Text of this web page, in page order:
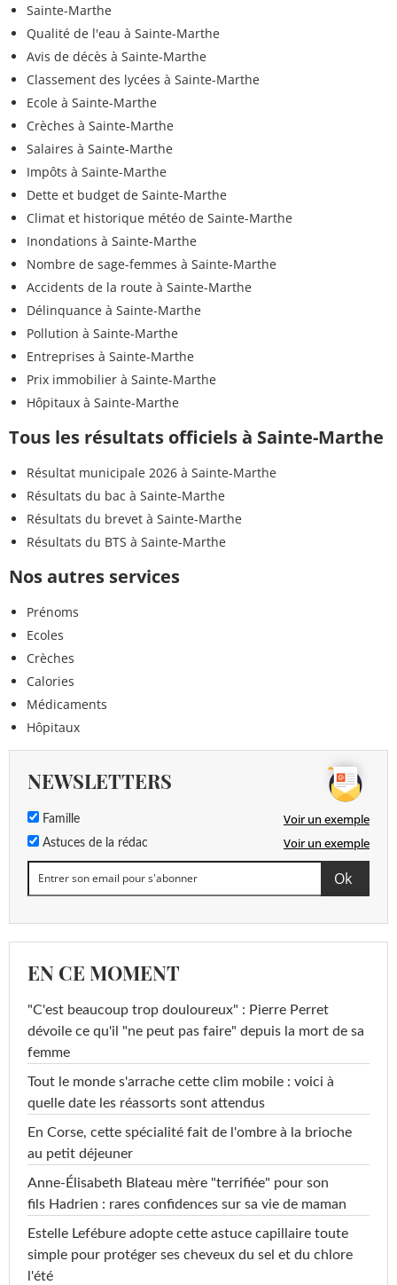
Sainte-Marthe
Qualité de l'eau à Sainte-Marthe
Avis de décès à Sainte-Marthe
Classement des lycées à Sainte-Marthe
Ecole à Sainte-Marthe
Crèches à Sainte-Marthe
Salaires à Sainte-Marthe
Impôts à Sainte-Marthe
Dette et budget de Sainte-Marthe
Climat et historique météo de Sainte-Marthe
Inondations à Sainte-Marthe
Nombre de sage-femmes à Sainte-Marthe
Accidents de la route à Sainte-Marthe
Délinquance à Sainte-Marthe
Pollution à Sainte-Marthe
Entreprises à Sainte-Marthe
Prix immobilier à Sainte-Marthe
Hôpitaux à Sainte-Marthe
Tous les résultats officiels à Sainte-Marthe
Résultat municipale 2026 à Sainte-Marthe
Résultats du bac à Sainte-Marthe
Résultats du brevet à Sainte-Marthe
Résultats du BTS à Sainte-Marthe
Nos autres services
Prénoms
Ecoles
Crèches
Calories
Médicaments
Hôpitaux
NEWSLETTERS
Famille Voir un exemple
Astuces de la rédac Voir un exemple
EN CE MOMENT
"C'est beaucoup trop douloureux" : Pierre Perret
dévoile ce qu'il "ne peut pas faire" depuis la mort de sa
femme
Tout le monde s'arrache cette clim mobile : voici à
quelle date les réassorts sont attendus
En Corse, cette spécialité fait de l'ombre à la brioche
au petit déjeuner
Anne-Élisabeth Blateau mère "terrifiée" pour son
fils Hadrien : rares confidences sur sa vie de maman
Estelle Lefébure adopte cette astuce capillaire toute
simple pour protéger ses cheveux du sel et du chlore
l'été